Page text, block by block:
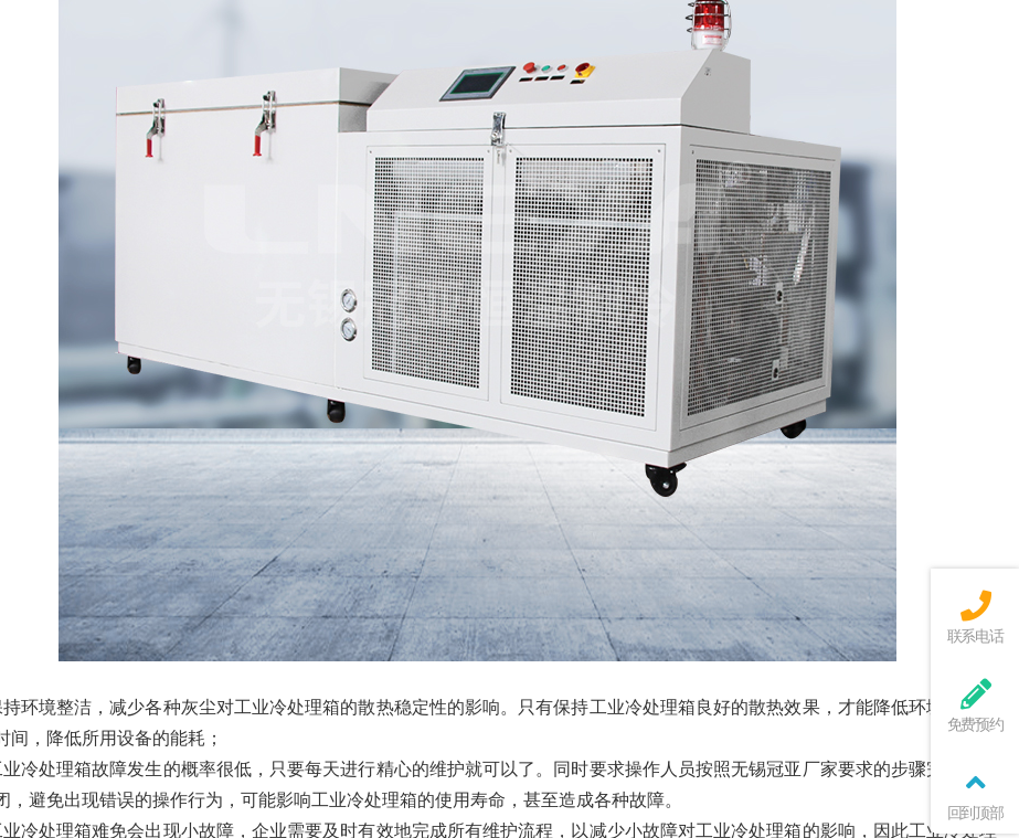
持环境整洁，减少各种灰尘对工业冷处理箱的散热稳定性的影响。只有保持工业冷处理箱良好的散热效果，才能降低环境温度所
间，降低所用设备的能耗；
业冷处理箱故障发生的概率很低，只要每天进行精心的维护就可以了。同时要求操作人员按照无锡冠亚厂家要求的步骤完成设备
，避免出现错误的操作行为，可能影响工业冷处理箱的使用寿命，甚至造成各种故障。
冷处理箱难免会出现小故障，企业需要及时有效地完成所有维护流程，以减少小故障对工业冷处理箱的影响，因此工业冷处理
联系电话
免费预约
回到顶部